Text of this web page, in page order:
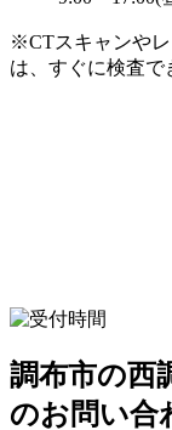
※CTスキャンや
は、すぐに検査で
調布市の西
のお問い合